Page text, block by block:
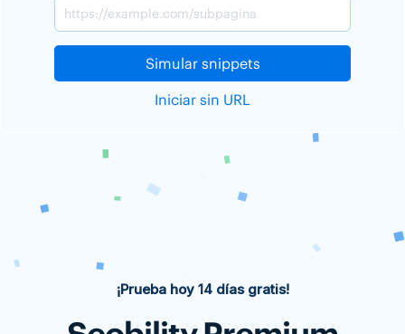
Simular snippets
Iniciar sin URL
¡Prueba hoy 14 días gratis!